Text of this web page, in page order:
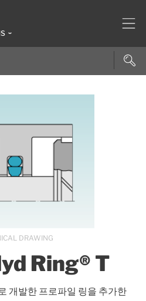
Ring® T
개발한 프로파일 링을 추가한
DRAWING